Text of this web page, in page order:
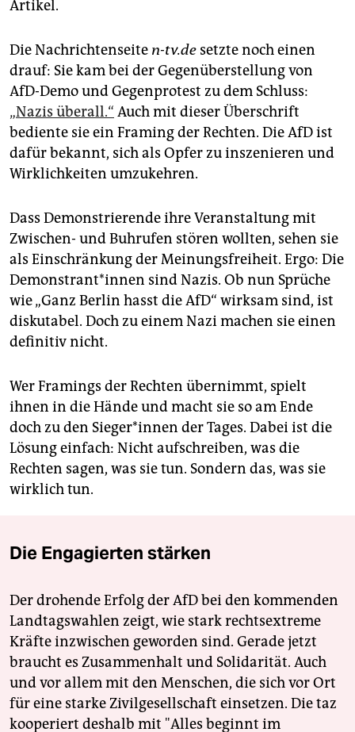
Artikel.
Die Nachrichtenseite n-tv.de setzte noch einen
drauf: Sie kam bei der Gegenüberstellung von
AfD-Demo und Gegen­protest zu dem Schluss:
„Nazis überall.“ Auch mit dieser Überschrift
bediente sie ein ­Framing der Rechten. Die AfD ist
dafür bekannt, sich als Opfer zu inszenieren und
Wirklich­keiten umzukehren.
Dass Demonstrierende ihre Veranstaltung mit
Zwischen- und Buhrufen stören wollten, sehen sie
als Einschränkung der Meinungsfreiheit. Ergo: Die
Demonstrant*innen sind Nazis. Ob nun Sprüche
wie „Ganz Berlin hasst die AfD“ wirksam sind, ist
diskutabel. Doch zu ­einem Nazi machen sie einen
definitiv nicht.
Wer Framings der Rechten übernimmt, spielt
ihnen in die Hände und macht sie so am Ende
doch zu den Sieger*innen der Tages. Dabei ist die
Lösung einfach: Nicht aufschreiben, was die
Rechten sagen, was sie tun. Sondern das, was sie
wirklich tun.
Die Engagierten stärken
Der drohende Erfolg der AfD bei den kommenden
Landtagswahlen zeigt, wie stark rechtsextreme
Kräfte inzwischen geworden sind. Gerade jetzt
braucht es Zusammenhalt und Solidarität. Auch
und vor allem mit den Menschen, die sich vor Ort
für eine starke Zivilgesellschaft einsetzen. Die taz
kooperiert deshalb mit "Alles beginnt im